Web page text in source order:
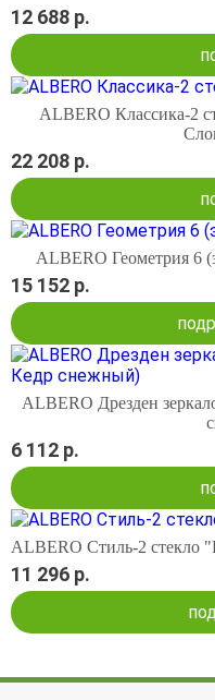
12 688 р.
ALBERO Классика-2
22 208 р.
ALBERO Геометрия 6
15 152 р.
ALBERO Дрезден
6 112 р.
ALBERO Стиль-2 стекло
11 296 р.